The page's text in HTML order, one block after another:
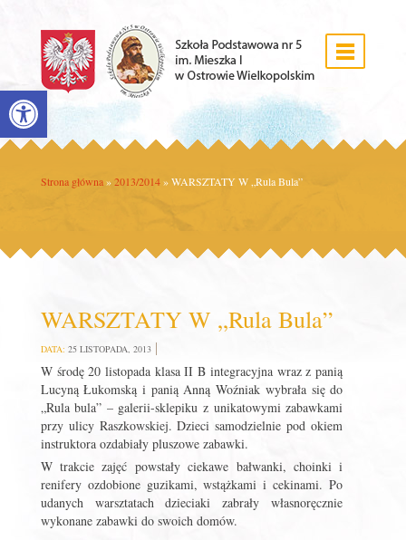
Open toolbar
Strona główna » 2013/2014 »WARSZTATY W „Rula Bula”
WARSZTATY W „Rula Bula”
DATA: 25 LISTOPADA, 2013
W środę 20 listopada klasa II B integracyjna wraz z panią
Lucyną Łukomską i panią Anną Woźniak wybrała się do
„Rula bula” – galerii-sklepiku z unikatowymi zabawkami
przy ulicy Raszkowskiej. Dzieci samodzielnie pod okiem
instruktora ozdabiały pluszowe zabawki.
W trakcie zajęć powstały ciekawe bałwanki, choinki i
renifery ozdobione guzikami, wstążkami i cekinami. Po
udanych warsztatach dzieciaki zabrały własnoręcznie
wykonane zabawki do swoich domów.